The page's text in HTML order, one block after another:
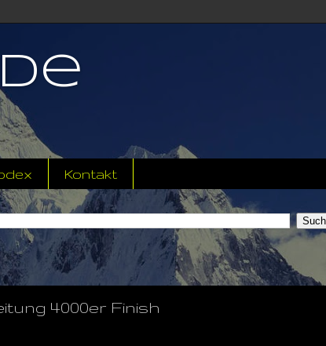
Kontakt
4000er Finish